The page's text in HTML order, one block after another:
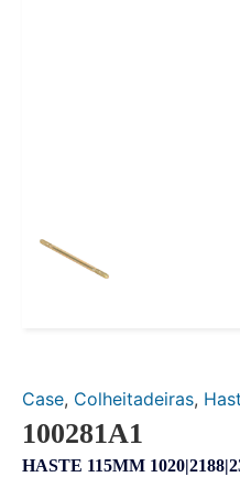
Case, Colheitadeiras,
100281A1
HASTE 115MM